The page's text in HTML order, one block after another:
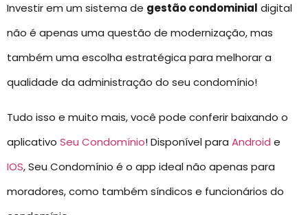
Investir em um sistema de gestão condominial digital
não é apenas uma questão de modernização, mas
também uma escolha estratégica para melhorar a
qualidade da administração do seu condomínio!
Tudo isso e muito mais, você pode conferir baixando o
aplicativo Seu Condomínio! Disponível para Android e
IOS, Seu Condomínio é o app ideal não apenas para
moradores, como também síndicos e funcionários do